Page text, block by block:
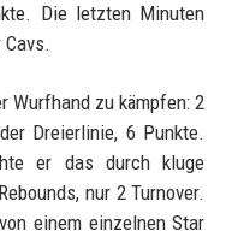
Die letzten Minuten
Wurfhand zu kämpfen: 2
Dreierlinie, 6 Punkte.
er das durch kluge
nur 2 Turnover.
einem einzelnen Star